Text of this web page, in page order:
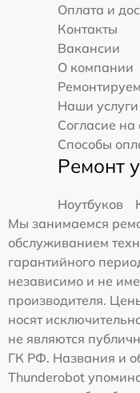
Оплата и
Контакты
Вакансии
О компании
Наши услуги
Согласие
Способы
Ремонт
Ноутбуков
Мы занимаемся
обслуживанием
гарантийного
независимо и не
производителя.
носят
не являются
ГК РФ. Названия и
Thunderobot